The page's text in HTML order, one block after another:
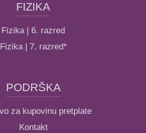
FIZIKA
Fizika | 6. razred
Fizika | 7. razred*
PODRŠKA
za kupovinu pretplate
Kontakt